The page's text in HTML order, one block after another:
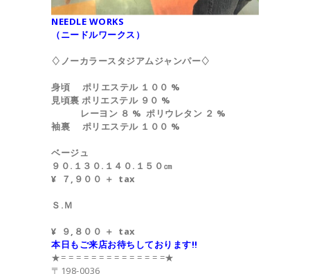
NEEDLE WORKS
（ニードルワークス）
♢ノーカラースタジアムジャンパー♢
身頃 ポリエステル １００ %
見頃裏 ポリエステル ９０ %
レーヨン ８ % ポリウレタン ２ %
袖裏 ポリエステル １００ %
ベージュ
９０.１３０.１４０.１５０㎝
¥ ７,９００ ＋ tax
Ｓ.Ｍ
¥ ９,８００ ＋ tax
本日もご来店お待ちしております‼︎
★= = = = = = = = = = = = = =★
〒198-0036